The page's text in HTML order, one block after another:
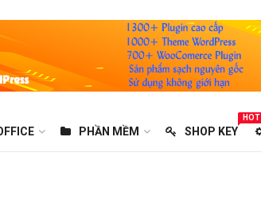
PHẦN MỀM SHOP KEY
HOT